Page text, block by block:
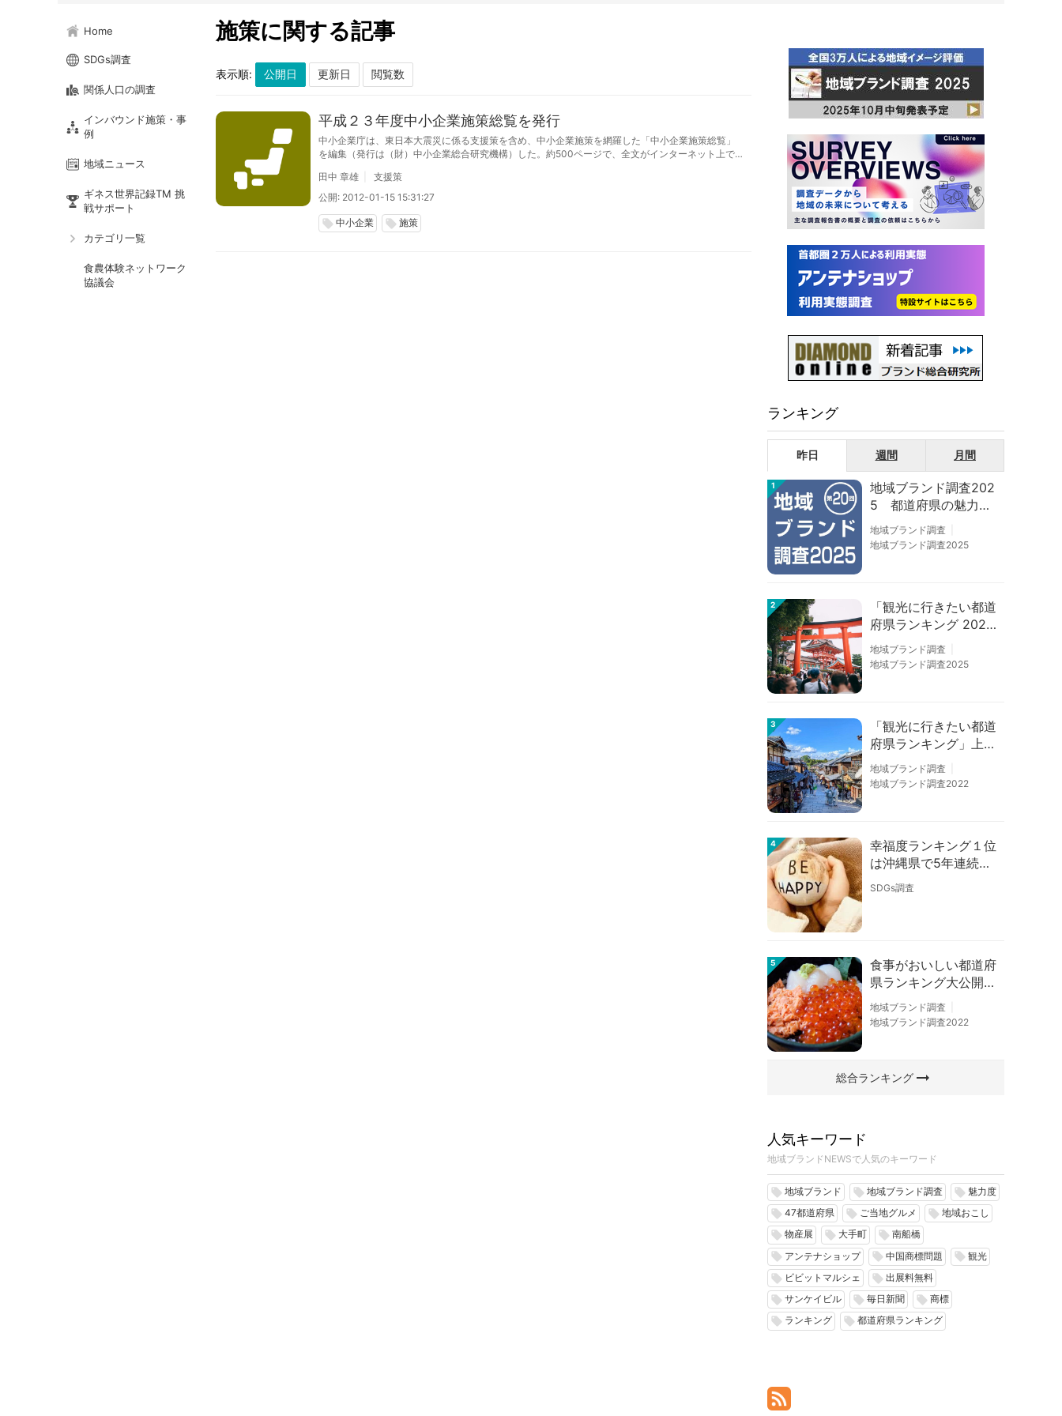
Home
SDGs調査
関係人口の調査
インバウンド施策・事
例
地域ニュース
ギネス世界記録TM 挑
戦サポート
カテゴリ一覧
食農体験ネットワーク
協議会
施策に関する記事
表示順:
平成２３年度中小企業施策総覧を発行
中小企業庁は、東日本大震災に係る支援策を含め、中小企業施策を網羅した「中小企業施策総覧」
を編集（発行は（財）中小企業総合研究機構）した。約500ページで、全文がインターネット上で
田中 章雄
支援策
公開: 2012-01-15 15:31:27
local_offer 中小企業 local_offer 施策
ランキング
昨日 週間 月間
1
地域ブランド調査202
5 都道府県の魅力度
等調査結果
地域ブランド調査
地域ブランド調査2025
2
「観光に行きたい都道
府県ランキング 202
6」京都は低下、神奈
川上昇
地域ブランド調査
地域ブランド調査2025
3
「観光に行きたい都道
府県ランキング」上位
の順位に変動あり
地域ブランド調査
地域ブランド調査2022
4
幸福度ランキング１位
は沖縄県で5年連続！
佐賀、愛知が順位上昇
【幸福度調査2026】
SDGs調査
5
食事がおいしい都道府
県ランキング大公開！
１位は北海道、３位は
大阪府、２位は〇〇
地域ブランド調査
地域ブランド調査2022
総合ランキングarrow_right_alt
人気キーワード
地域ブランドNEWSで人気のキーワード
local_offer 地域ブランド local_offer 地域ブランド調査 local_offer 魅力度
local_offer 47都道府県 local_offer ご当地グルメ local_offer 地域おこし
local_offer 物産展 local_offer 大手町 local_offer 南船橋
local_offer アンテナショップ local_offer 中国商標問題 local_offer 観光
local_offer ビビットマルシェ local_offer 出展料無料
local_offer サンケイビル local_offer 毎日新聞 local_offer 商標
local_offer ランキング local_offer 都道府県ランキング